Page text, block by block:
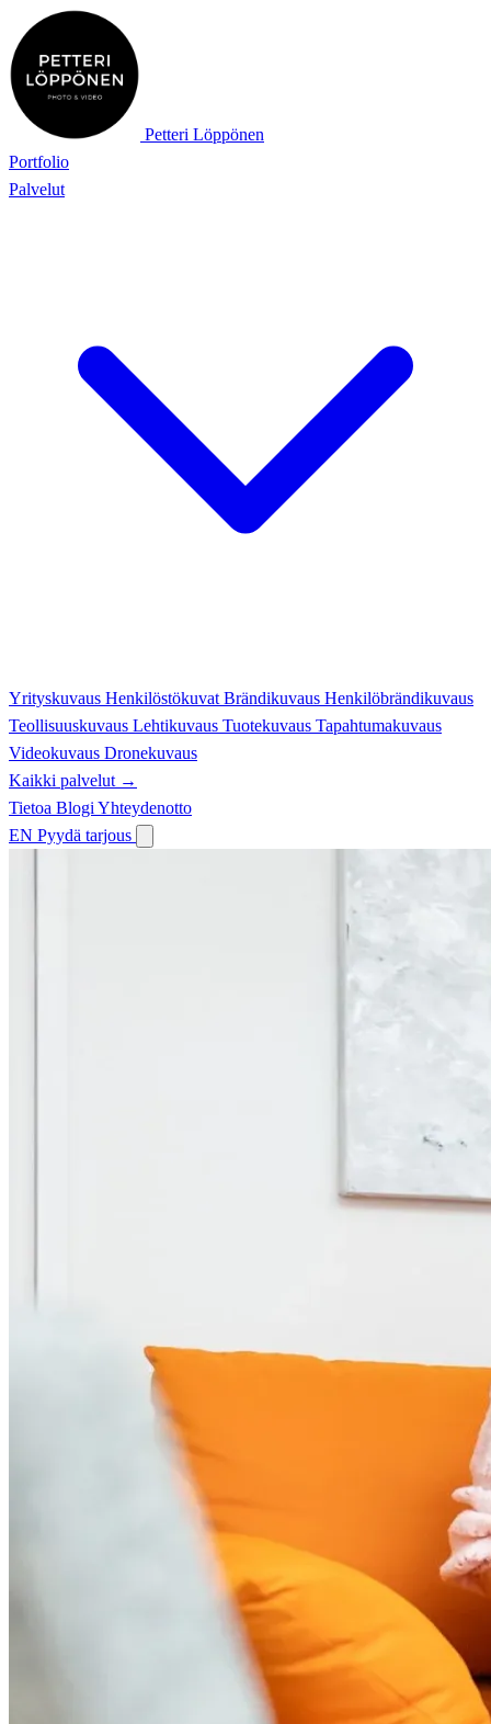
Petteri Löppönen
Portfolio
Palvelut
Yrityskuvaus Henkilöstökuvat Brändikuvaus Henkilöbrändikuvaus
Teollisuuskuvaus Lehtikuvaus Tuotekuvaus Tapahtumakuvaus
Videokuvaus Dronekuvaus
Kaikki palvelut →
Tietoa Blogi Yhteydenotto
EN Pyydä tarjous